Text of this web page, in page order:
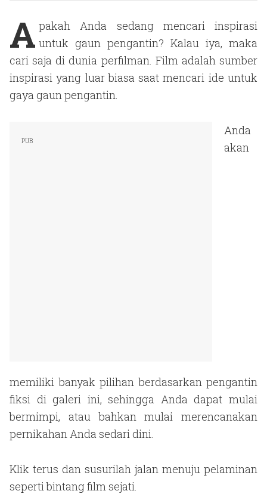
A pakah Anda sedang mencari inspirasi
untuk gaun pengantin? Kalau iya, maka
cari saja di dunia perfilman. Film adalah sumber
inspirasi yang luar biasa saat mencari ide untuk
gaya gaun pengantin.
Anda
akan
memiliki banyak pilihan berdasarkan pengantin
fiksi di galeri ini, sehingga Anda dapat mulai
bermimpi, atau bahkan mulai merencanakan
pernikahan Anda sedari dini.
Klik terus dan susurilah jalan menuju pelaminan
seperti bintang film sejati.